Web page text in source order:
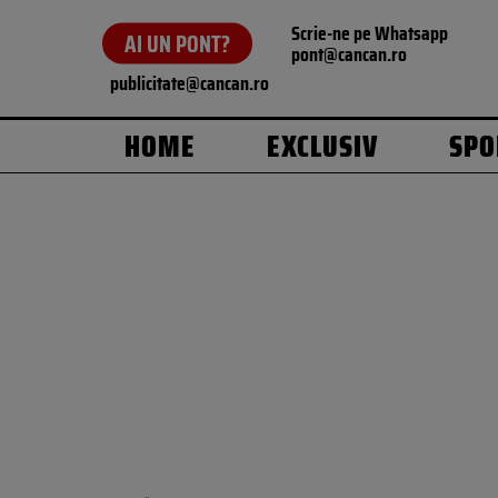
AI UN PONT? Scrie-ne pe Whatsapp
pont@cancan.ro
publicitate@cancan.ro
HOME EXCLUSIV